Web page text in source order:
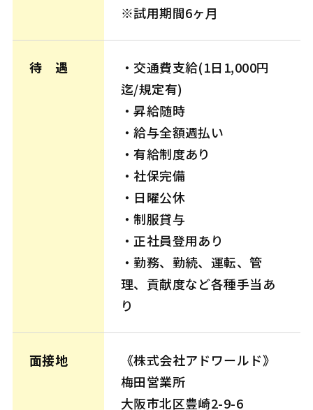
※試用期間6ヶ月
待 遇
・交通費支給(1日1,000円
迄/規定有)
・昇給随時
・給与全額週払い
・有給制度あり
・社保完備
・日曜公休
・制服貸与
・正社員登用あり
・勤務、勤続、運転、管
理、貢献度など各種手当あ
り
面接地
《株式会社アドワールド》
梅田営業所
大阪市北区豊崎2-9-6